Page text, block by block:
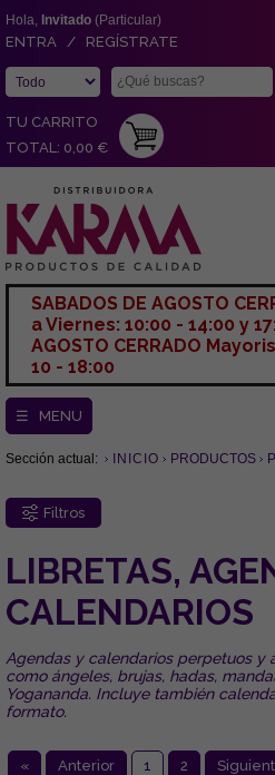
Hola, Invitado (Particular)
ENTRA / REGÍSTRATE
TU CARRITO
TOTAL: 0,00 €
SABADOS DE AGOSTO
a Viernes: 10:00 - 14:00 y
AGOSTO CERRADO
10 - 18:00
☰ MENU
Sección actual: INICIO PRODUCTOS
Filtros
LIBRETAS,
CALENDARIOS
Agendas y calendarios perpetuos y
como ángeles, brujas, hadas,
Yogananda. Incluye también
formato.
« Anterior 1 2